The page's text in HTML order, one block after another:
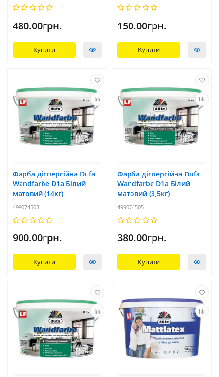
480.00грн.
Купити
150.00грн.
Купити
Фарба дісперсійна Dufa
Wandfarbe D1a Білий
матовий (14кг)
499074503-
900.00грн.
Купити
Фарба дісперсійна Dufa
Wandfarbe D1a Білий
матовий (3,5кг)
499074505-
380.00грн.
Купити